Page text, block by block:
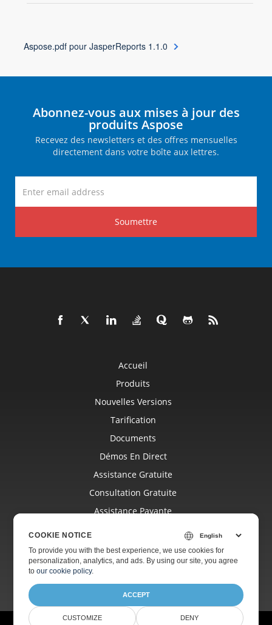
Aspose.pdf pour JasperReports 1.1.0
Abonnez-vous aux mises à jour des
produits Aspose
Recevez des newsletters et des offres mensuelles
directement dans votre boîte aux lettres.
Soumettre
Accueil
Produits
Nouvelles Versions
Tarification
Documents
Démos En Direct
Assistance Gratuite
Consultation Gratuite
Assistance Payante
Sites Web
À Propos
COOKIE NOTICE
To provide you with the best experience, we use cookies for
personalization, analytics, and ads. By using our site, you agree
toour cookie policy.
ACCEPT
CUSTOMIZE DENY